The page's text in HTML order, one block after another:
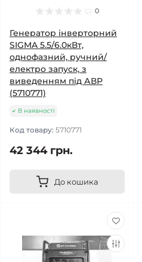
0
Генератор інверторний
SIGMA 5.5/6.0кВт,
однофазний, ручний/
електро запуск, з
виведенням під АВР
(5710771)
В наявності
Код товару: 5710771
42 344 грн.
До кошика